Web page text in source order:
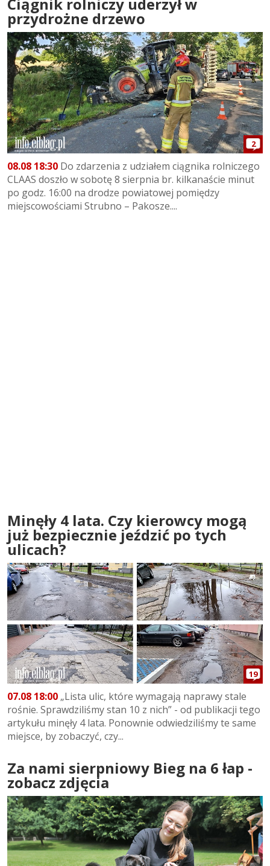
przydrożne drzewo
2
08.08 18:30 Do zdarzenia z udziałem ciągnika rolniczego
CLAAS doszło w sobotę 8 sierpnia br. kilkanaście minut
po godz. 16:00 na drodze powiatowej pomiędzy
miejscowościami Strubno – Pakosze....
Minęły 4 lata. Czy kierowcy mogą
już bezpiecznie jeździć po tych
ulicach?
19
07.08 18:00 „Lista ulic, które wymagają naprawy stale
rośnie. Sprawdziliśmy stan 10 z nich” - od publikacji tego
artykułu minęły 4 lata. Ponownie odwiedziliśmy te same
miejsce, by zobaczyć, czy...
Za nami sierpniowy Bieg na 6 łap -
zobacz zdjęcia